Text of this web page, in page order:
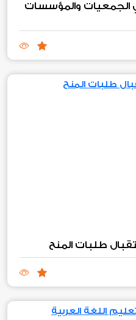
الجمعيات والمؤسسات
طلبات المنح